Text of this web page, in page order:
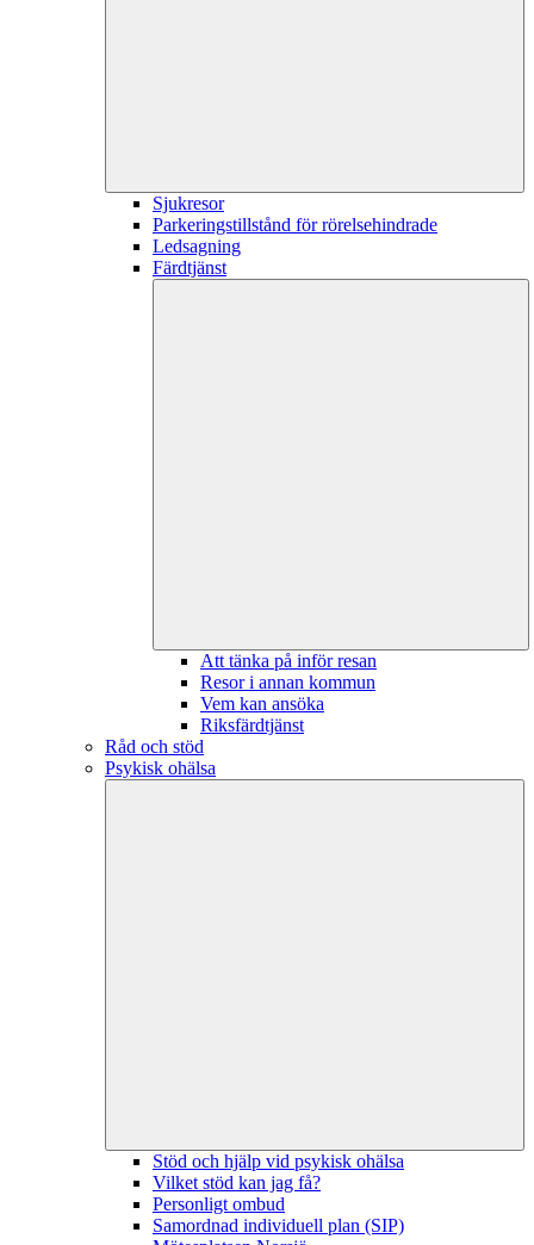
Sjukresor
Parkeringstillstånd för rörelsehindrade
Ledsagning
Färdtjänst
Att tänka på inför resan
Resor i annan kommun
Vem kan ansöka
Riksfärdtjänst
Råd och stöd
Psykisk ohälsa
Stöd och hjälp vid psykisk ohälsa
Vilket stöd kan jag få?
Personligt ombud
Samordnad individuell plan (SIP)